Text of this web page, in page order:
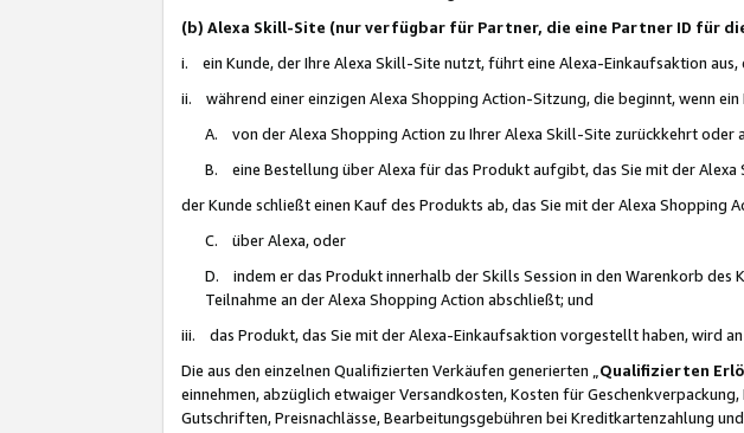
(b) Alexa Skill-Site (nur verfügbar für Partner, die eine Partner ID für
i. ein Kunde, der Ihre Alexa Skill-Site nutzt, führt eine Alexa-Einkaufsaktion
ii. während einer einzigen Alexa Shopping Action-Sitzung, die beginnt, wenn
A. von der Alexa Shopping Action zu Ihrer Alexa Skill-Site zurückkehrt oder
B. eine Bestellung über Alexa für das Produkt aufgibt, das Sie mit der Alexa
der Kunde schließt einen Kauf des Produkts ab, das Sie mit der Alexa Shopping
C. über Alexa, oder
D. indem er das Produkt innerhalb der Skills Session in den Warenkorb
Teilnahme an der Alexa Shopping Action abschließt; und
iii. das Produkt, das Sie mit der Alexa-Einkaufsaktion vorgestellt haben, wird
Die aus den einzelnen Qualifizierten Verkäufen generierten „ Qualifizierten
einnehmen, abzüglich etwaiger Versandkosten, Kosten für
Gutschriften, Preisnachlässe, Bearbeitungsgebühren bei Kreditkartenzahlung